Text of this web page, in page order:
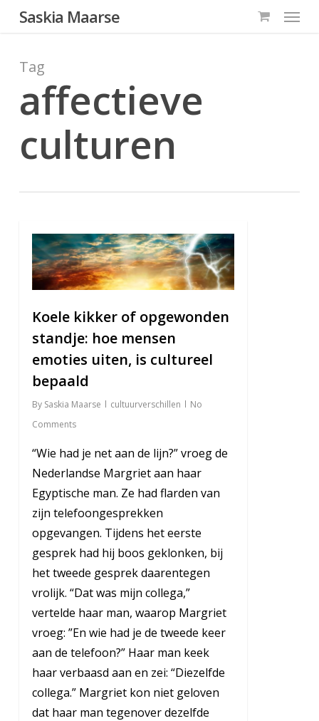
Skip
content
Saskia Maarse Menu
Tag
affectieve
culturen
Koele kikker of opgewonden
standje: hoe mensen
emoties uiten, is cultureel
bepaald
By Saskia Maarse cultuurverschillen
No
Comments
“Wie had je net aan de lijn?” vroeg de
Nederlandse Margriet aan haar
Egyptische man. Ze had flarden van
zijn telefoongesprekken
opgevangen. Tijdens het eerste
gesprek had hij boos geklonken, bij
het tweede gesprek daarentegen
vrolijk. “Dat was mijn collega,”
vertelde haar man, waarop Margriet
vroeg: ”En wie had je de tweede keer
aan de telefoon?” Haar man keek
haar verbaasd aan en zei: “Diezelfde
collega.” Margriet kon niet geloven
dat haar man tegenover dezelfde
0